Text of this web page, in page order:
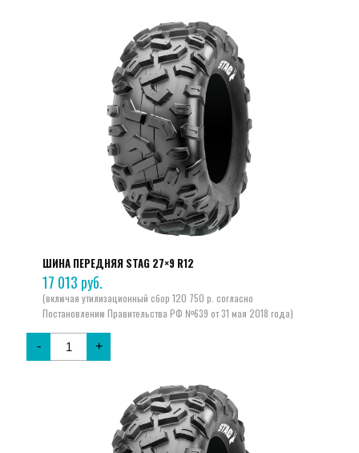
ШИНА ПЕРЕДНЯЯ STAG 27×9 R12
17 013 руб.
- +